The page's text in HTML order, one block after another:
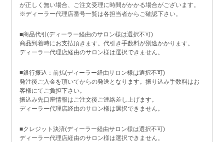
が正しく無い場合、ご注文受理に時間がかかる場合がございます。
※ディーラー代理店番号一覧は各担当者からご確認下さい。
■商品代引(ディーラー経由のサロン様は選択不可)
商品到着時にお支払頂きます。代引き手数料が別途かかります。
ディーラー代理店経由のサロン様は選択できません。
■銀行振込：前払(ディーラー経由サロン様は選択不可)
発注後ご入金を頂いてからの発送となります。振り込み手数料はお
客様にてご負担下さい。
振込み先口座情報はご注文後ご連絡差し上げます。
ディーラー代理店経由のサロン様は選択できません。
■クレジット決済(ディーラー経由サロン様は選択不可)
ディーラー代理店経由のサロン様は選択できません。